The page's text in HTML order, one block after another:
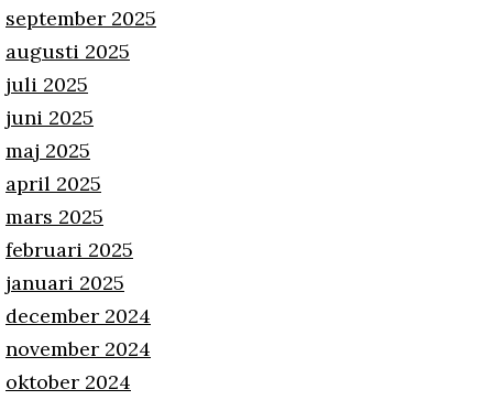
september 2025
augusti 2025
juli 2025
juni 2025
maj 2025
april 2025
mars 2025
februari 2025
januari 2025
december 2024
november 2024
oktober 2024